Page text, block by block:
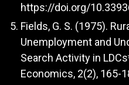
https://doi.org/
Fields, G. S. (1975).
Unemployment and
Search Activity in
Economics, 2(2), 165-